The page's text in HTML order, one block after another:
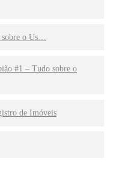
o Us…
#1 – Tudo sobre o
de Imóveis